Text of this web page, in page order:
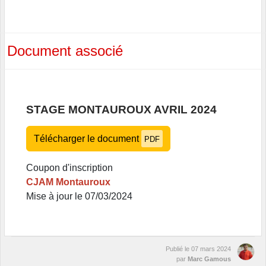
Document associé
STAGE MONTAUROUX AVRIL 2024
Télécharger le document PDF
Coupon d'inscription
CJAM Montauroux
Mise à jour le 07/03/2024
Publié le 07 mars 2024
par Marc Gamous